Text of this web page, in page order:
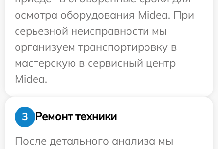
осмотра оборудования Midea. При
серьезной неисправности мы
организуем транспортировку в
мастерскую в сервисный центр
Midea.
3
Ремонт техники
После детального анализа мы